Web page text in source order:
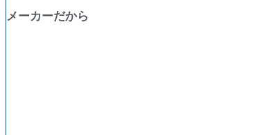
メーカーだから